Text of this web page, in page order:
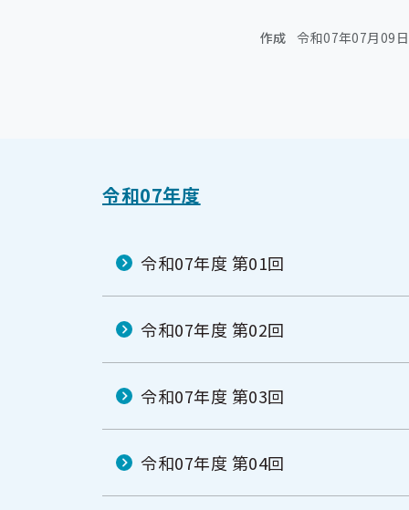
作成 令和07年07月09日
令和07年度
令和07年度 第01回
令和07年度 第02回
令和07年度 第03回
令和07年度 第04回